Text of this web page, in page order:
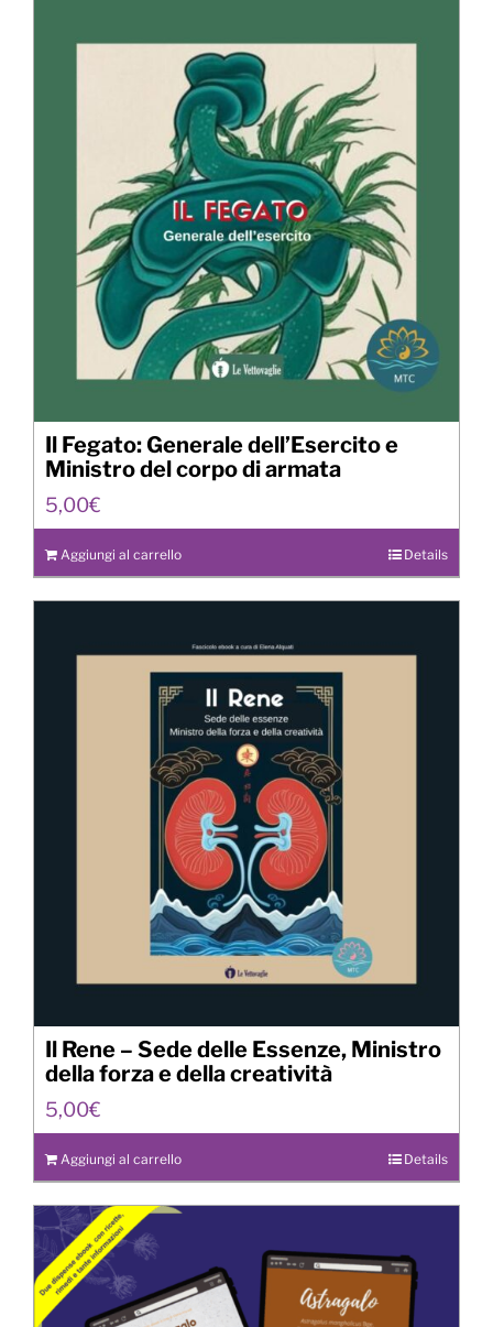
Il Fegato: Generale dell’Esercito e
Ministro del corpo di armata
5,00€
Aggiungi al carrello Details
Il Rene – Sede delle Essenze, Ministro
della forza e della creatività
5,00€
Aggiungi al carrello Details